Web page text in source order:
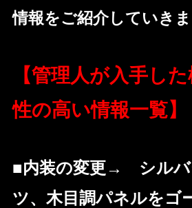
情報をご紹介していきま
【管理人が入手し
性の高い情報一覧】
■内装の変更→ シルバ
ツ、木目調パネルをゴ